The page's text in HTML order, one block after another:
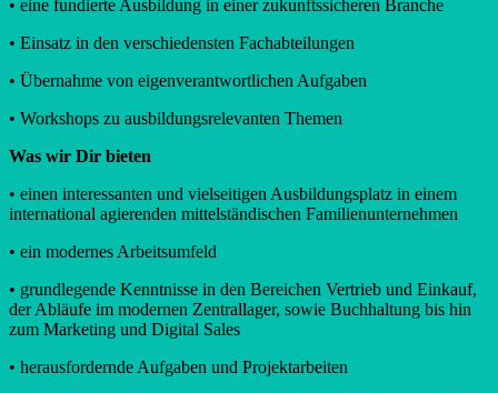
• eine fundierte Ausbildung in einer zukunftssicheren Branche
• Einsatz in den verschiedensten Fachabteilungen
• Übernahme von eigenverantwortlichen Aufgaben
• Workshops zu ausbildungsrelevanten Themen
Was wir Dir bieten
• einen interessanten und vielseitigen Ausbildungsplatz in einem
international agierenden mittelständischen Familienunternehmen
• ein modernes Arbeitsumfeld
• grundlegende Kenntnisse in den Bereichen Vertrieb und Einkauf,
der Abläufe im modernen Zentrallager, sowie Buchhaltung bis hin
zum Marketing und Digital Sales
• herausfordernde Aufgaben und Projektarbeiten